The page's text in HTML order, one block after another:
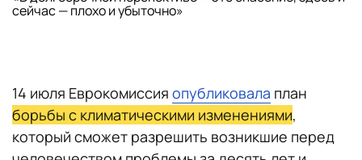
сейчас — плохо и убыточно»
14 июля Еврокомиссия опубликовала план
борьбы с климатическими изменениями,
который сможет разрешить возникшие перед